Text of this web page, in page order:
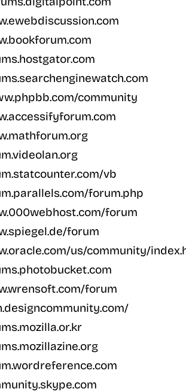
community
vb
forum.php
forum
forum
us/community/
forum